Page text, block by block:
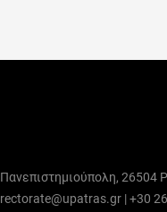
Πανεπιστημιούπολη, 26504
rectorate@upatras.gr|+30